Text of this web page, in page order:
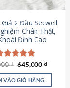
2 Đầu Secwell
Chân Thật,
Đỉnh Cao
xếp
4.88
sao
₫ Giá
là:
995,000 ₫.
645,000₫Giá
tại
VÀO GIỎ HÀNG